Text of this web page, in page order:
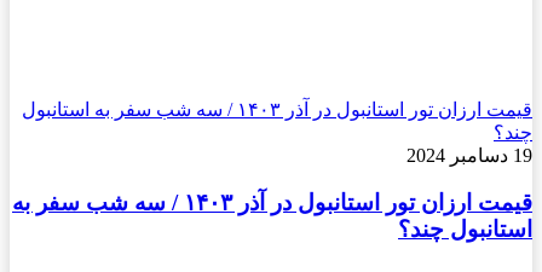
قیمت ارزان تور استانبول در آذر ۱۴۰۳ / سه شب سفر به استانبول
چند؟
19 دسامبر 2024
قیمت ارزان تور استانبول در آذر ۱۴۰۳ / سه شب سفر به
استانبول چند؟